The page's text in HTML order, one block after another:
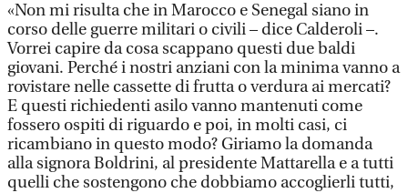
«Non mi risulta che in Marocco e Senegal siano in
corso delle guerre militari o civili – dice Calderoli –.
Vorrei capire da cosa scappano questi due baldi
giovani. Perché i nostri anziani con la minima vanno a
rovistare nelle cassette di frutta o verdura ai mercati?
E questi richiedenti asilo vanno mantenuti come
fossero ospiti di riguardo e poi, in molti casi, ci
ricambiano in questo modo? Giriamo la domanda
alla signora Boldrini, al presidente Mattarella e a tutti
quelli che sostengono che dobbiamo accoglierli tutti,